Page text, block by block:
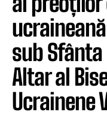
sub
Altar al
Ucrainene